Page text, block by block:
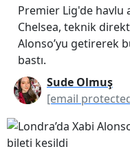
Premier Lig'de havlu
Chelsea, teknik
Alonso’yu getirerek
bastı.
Sude Olmuş
[email